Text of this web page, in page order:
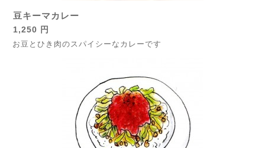
豆キーマカレー
1,250 円
お豆とひき肉のスパイシーなカレーです